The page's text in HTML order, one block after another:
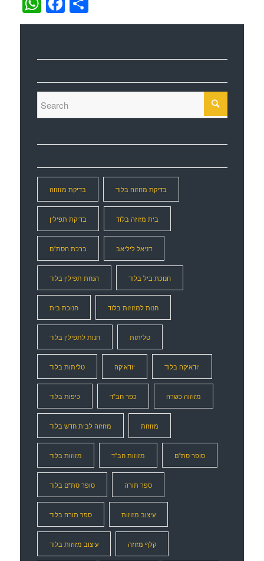
בדיקת מזוזוה בדיקת מזוזוה בלוד
בדיקת תפילין בית מזוזה בלוד
ברכת הסת"ם דניאל ליליאב
הנחת תפילין בלוד חנוכת ביל בלוד
חנוכת בית חנות למזוזות בלוד
חנות לתפילין בלוד טליתות
טליתות בלוד יודאיקה יודאיקה בלוד
כיפות בלוד כפר חב"ד מזוזוה כשרה
מזוזוה לבית חדש בלוד מזוזות
מזוזות בלוד מזוזות חב"ד סופר סת"ם
סופר סת"ם בלוד ספר תורה
ספר תורה בלוד עיצוב מזוזות
עיצוב מזוזות בלוד קלף מזוזה